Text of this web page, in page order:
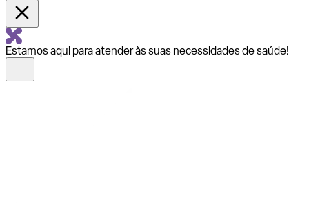
Estamos aqui para atender às suas necessidades de saúde!